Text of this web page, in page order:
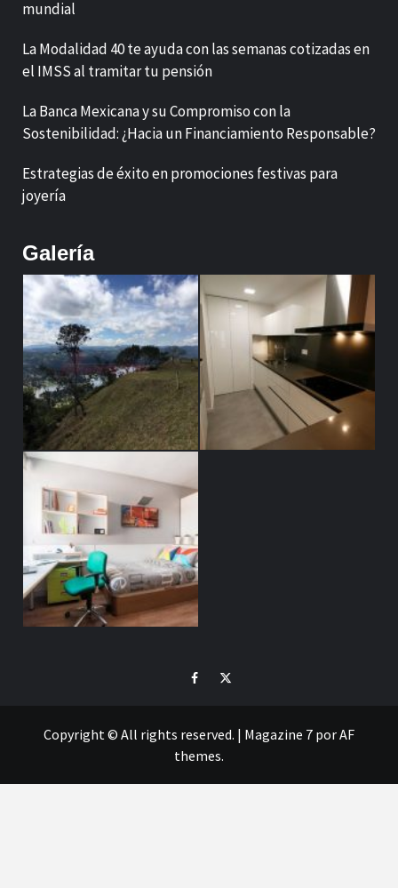
mundial
La Modalidad 40 te ayuda con las semanas cotizadas en
el IMSS al tramitar tu pensión
La Banca Mexicana y su Compromiso con la
Sostenibilidad: ¿Hacia un Financiamiento Responsable?
Estrategias de éxito en promociones festivas para
joyería
Galería
# #
Copyright © All rights reserved. | Magazine 7 por AF
themes.